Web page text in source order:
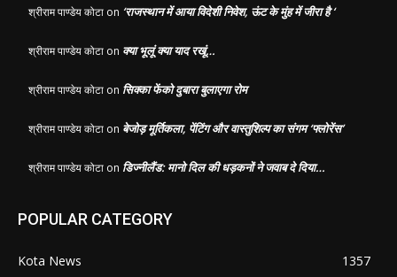
श्रीराम पाण्डेय कोटा on ‘राजस्थान में आया विदेशी निवेश, ऊंट के मुंह में जीरा है ‘
श्रीराम पाण्डेय कोटा on क्या भूलूं क्या याद रखूं…
श्रीराम पाण्डेय कोटा on सिक्का फेंको दुबारा बुलाएगा रोम
श्रीराम पाण्डेय कोटा on बेजोड़ मूर्तिकला, पेंटिंग और वास्तुशिल्प का संगम ‘फ्लोरेंस’
श्रीराम पाण्डेय कोटा on डिज्नीलैंड: मानो दिल की धड़कनों ने जवाब दे दिया…
POPULAR CATEGORY
Kota News
1357